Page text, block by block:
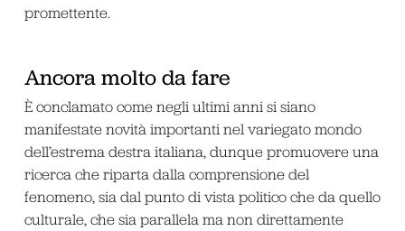
promettente.
Ancora molto da fare
È conclamato come negli ultimi anni si siano
manifestate novità importanti nel variegato mondo
dell’estrema destra italiana, dunque promuovere una
ricerca che riparta dalla comprensione del
fenomeno, sia dal punto di vista politico che da quello
culturale, che sia parallela ma non direttamente